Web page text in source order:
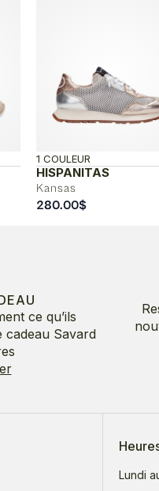
HISPANITAS
Kansas
1 COULEUR
280.00$
ce qu’ils
cadeau Savard
Lundi